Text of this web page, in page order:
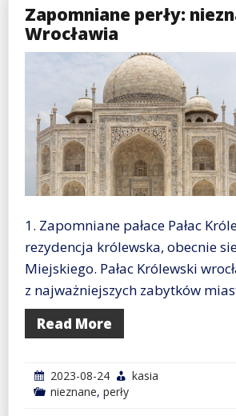
Zapomniane perły:
Wrocławia
1. Zapomniane pałace Pałac
rezydencja królewska, obecnie
Miejskiego. Pałac Królewski
z najważniejszych zabytków
Read More
2023-08-24
kasia
nieznane, perły